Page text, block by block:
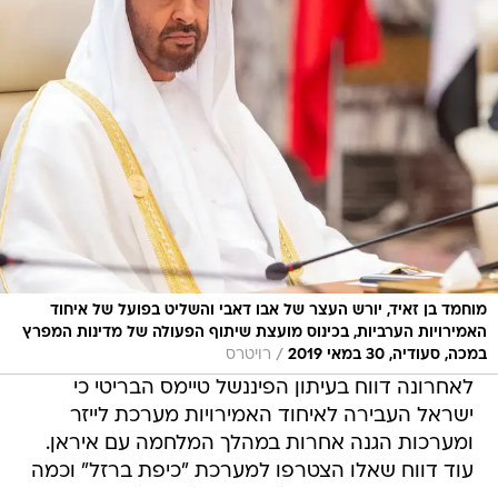
מוחמד בן זאיד, יורש העצר של אבו דאבי והשליט בפועל של איחוד
האמירויות הערביות, בכינוס מועצת שיתוף הפעולה של מדינות המפרץ
במכה, סעודיה, 30 במאי 2019
/ רויטרס
לאחרונה דווח בעיתון הפיננשל טיימס הבריטי כי
ישראל העבירה לאיחוד האמירויות מערכת לייזר
ומערכות הגנה אחרות במהלך המלחמה עם איראן.
עוד דווח שאלו הצטרפו למערכת "כיפת ברזל" וכמה